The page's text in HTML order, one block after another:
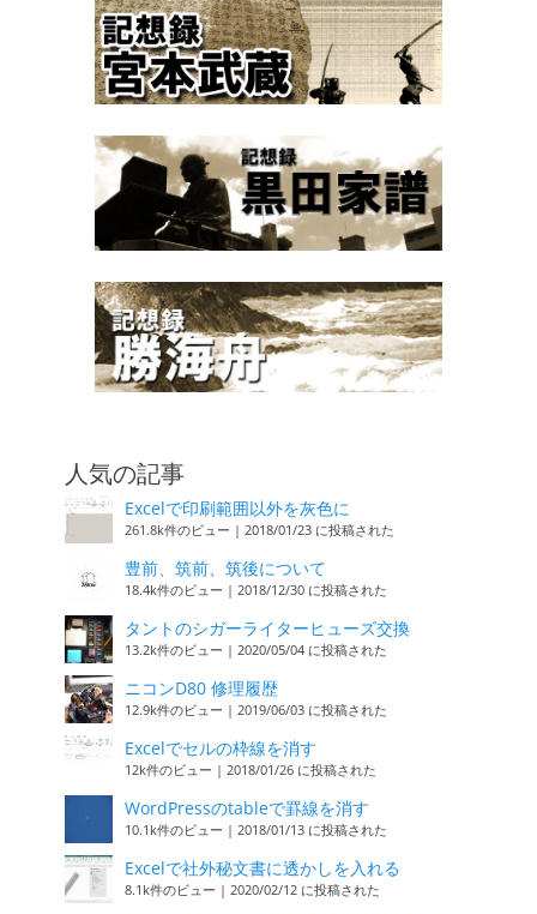
人気の記事
Excelで印刷範囲以外を灰色に
261.8k件のビュー | 2018/01/23 に投稿された
豊前、筑前、筑後について
18.4k件のビュー | 2018/12/30 に投稿された
タントのシガーライターヒューズ交換
13.2k件のビュー | 2020/05/04 に投稿された
ニコンD80 修理履歴
12.9k件のビュー | 2019/06/03 に投稿された
Excelでセルの枠線を消す
12k件のビュー | 2018/01/26 に投稿された
WordPressのtableで罫線を消す
10.1k件のビュー | 2018/01/13 に投稿された
Excelで社外秘文書に透かしを入れる
8.1k件のビュー | 2020/02/12 に投稿された